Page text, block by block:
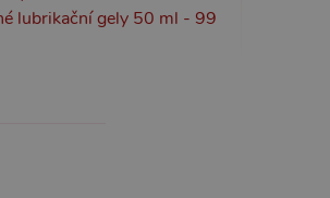
lubrikační gely 50 ml - 99